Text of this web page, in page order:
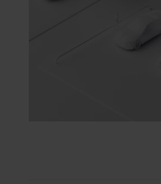
Porsche Inter